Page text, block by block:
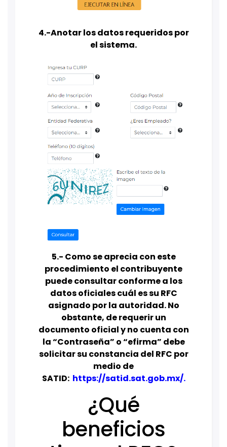
4.-Anotar los datos requeridos por
el sistema.
5.- Como se aprecia con este
procedimiento el contribuyente
puede consultar conforme a los
datos oficiales cuál es su RFC
asignado por la autoridad. No
obstante, de requerir un
documento oficial y no cuenta con
la “Contraseña” o “efirma” debe
solicitar su constancia del RFC por
medio de
SATID: https://satid.sat.gob.mx/.
¿Qué
beneficios